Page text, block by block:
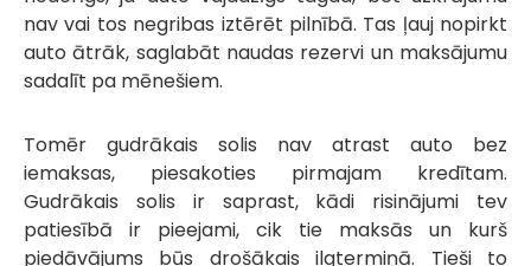
nav vai tos negribas iztērēt pilnībā. Tas ļauj nopirkt
auto ātrāk, saglabāt naudas rezervi un maksājumu
sadalīt pa mēnešiem.
Tomēr gudrākais solis nav atrast auto bez
iemaksas, piesakoties pirmajam kredītam.
Gudrākais solis ir saprast, kādi risinājumi tev
patiesībā ir pieejami, cik tie maksās un kurš
piedāvājums būs drošākais ilgtermiņā. Tieši to